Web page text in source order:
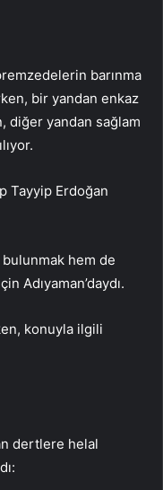
barınma
bir yandan enkaz
diğer yandan sağlam
Tayyip Erdoğan
hem de
Adıyaman’daydı.
konuyla ilgili
dertlere helal